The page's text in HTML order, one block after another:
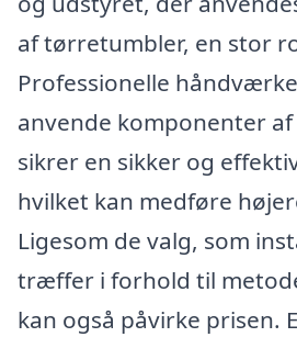
af tørretumbler, en stor
Professionelle
anvende komponenter
sikrer en sikker og
hvilket kan medføre
Ligesom de valg, som
træffer i forhold til
kan også påvirke prisen.